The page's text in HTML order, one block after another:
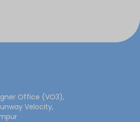
Office (VO3),
Velocity,